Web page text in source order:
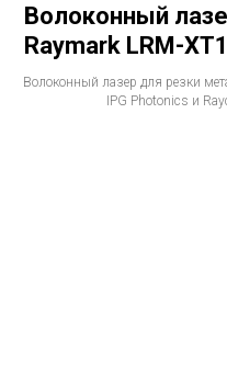
Волоконный
Raymark LRM-
Волоконный лазер для резки
IPG Photonics и